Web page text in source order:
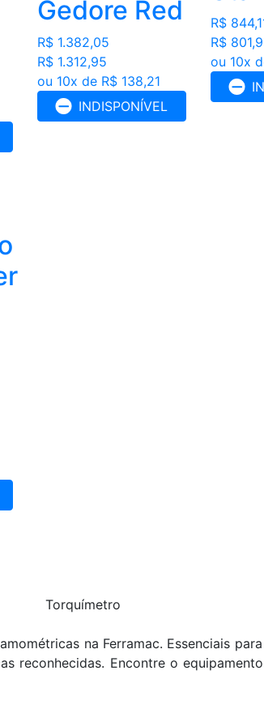
Gedore Red
R$ 1.382,05
R$ 1.312,95
ou 10x de R$ 138,21
INDISPONÍVEL
R$
R$
ou 10x
Torquímetro
na Ferramac. Essenciais
reconhecidas. Encontre o